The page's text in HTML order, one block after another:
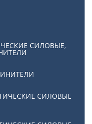
СИЛОВЫЕ,
СИЛОВЫЕ